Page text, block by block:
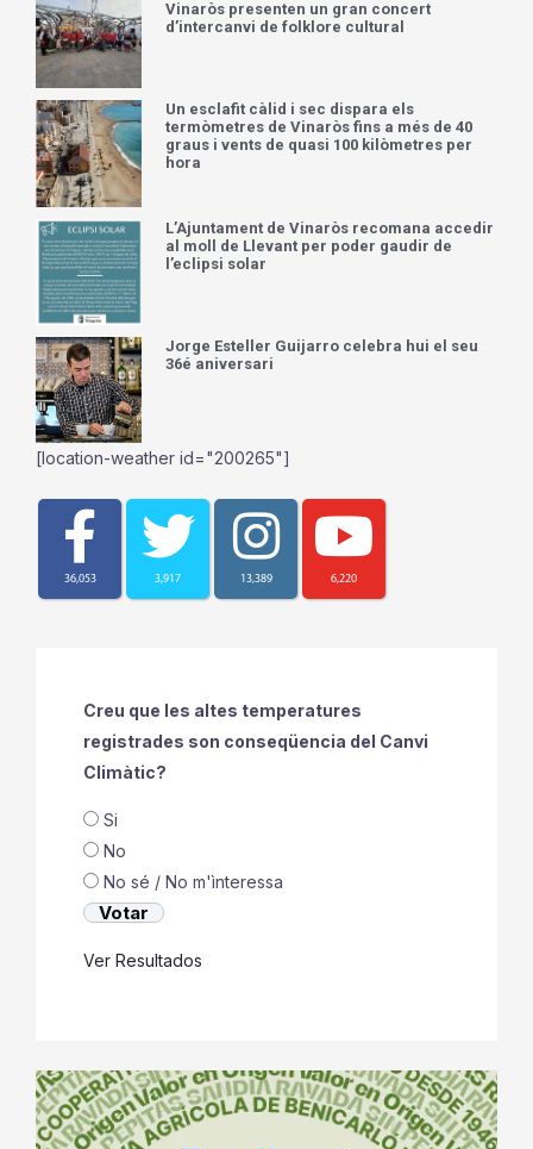
Vinaròs presenten un gran concert
d’intercanvi de folklore cultural
Un esclafit càlid i sec dispara els
termòmetres de Vinaròs fins a més de 40
graus i vents de quasi 100 kilòmetres per
hora
L’Ajuntament de Vinaròs recomana accedir
al moll de Llevant per poder gaudir de
l’eclipsi solar
Jorge Esteller Guijarro celebra hui el seu
36é aniversari
[location-weather id="200265"]
36,053 3,917 13,389 6,220
Creu que les altes temperatures
registrades son conseqüencia del Canvi
Climàtic?
Si
No
No sé / No m'ìnteressa
Ver Resultados